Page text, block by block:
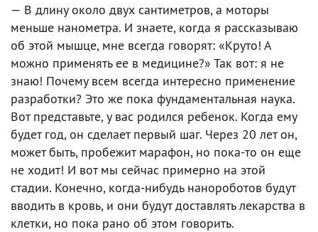
— В длину около двух сантиметров, а моторы
меньше нанометра. И знаете, когда я рассказываю
об этой мышце, мне всегда говорят: «Круто! А
можно применять ее в медицине?» Так вот: я не
знаю! Почему всем всегда интересно применение
разработки? Это же пока фундаментальная наука.
Вот представьте, у вас родился ребенок. Когда ему
будет год, он сделает первый шаг. Через 20 лет он,
может быть, пробежит марафон, но пока-то он еще
не ходит! И вот мы сейчас примерно на этой
стадии. Конечно, когда-нибудь нанороботов будут
вводить в кровь, и они будут доставлять лекарства в
клетки, но пока рано об этом говорить.